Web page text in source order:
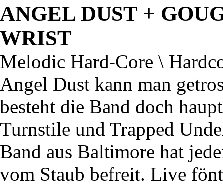
ANGEL DUST +
WRIST
Melodic Hard-Core \
Angel Dust kann man
besteht die Band doch
Turnstile und Trapped
Band aus Baltimore hat
vom Staub befreit. Live